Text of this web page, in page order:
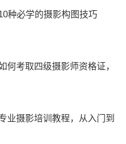
种必学的摄影构图技巧
何考取四级摄影师资格证，
业摄影培训教程，从入门到